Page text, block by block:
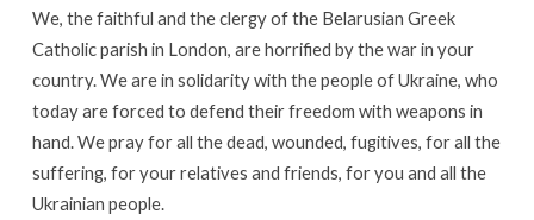
the
Greek
Catholic
Diocese
of
the
Holy
We, the faithful and the clergy of the Belarusian Greek
Catholic parish in London, are horrified by the war in your
country. We are in solidarity with the people of Ukraine, who
today are forced to defend their freedom with weapons in
hand. We pray for all the dead, wounded, fugitives, for all the
suffering, for your relatives and friends, for you and all the
Ukrainian people.